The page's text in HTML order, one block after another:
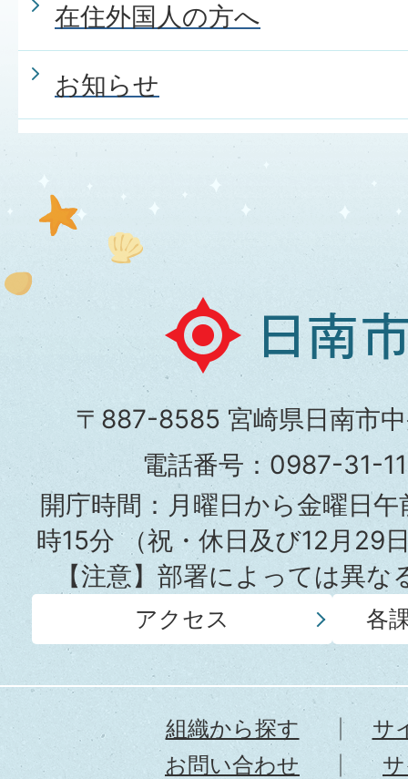
在住外国人の方へ
お知らせ
日
南
市
役
所
〒887-8585 宮崎県日南市
電話番号：0987-31-
開庁時間：月曜日から金曜日
時15分（祝・休日及び12月29
【注意】部署によっては異
アクセス 各
組織から探す
サ
お問い合わせ